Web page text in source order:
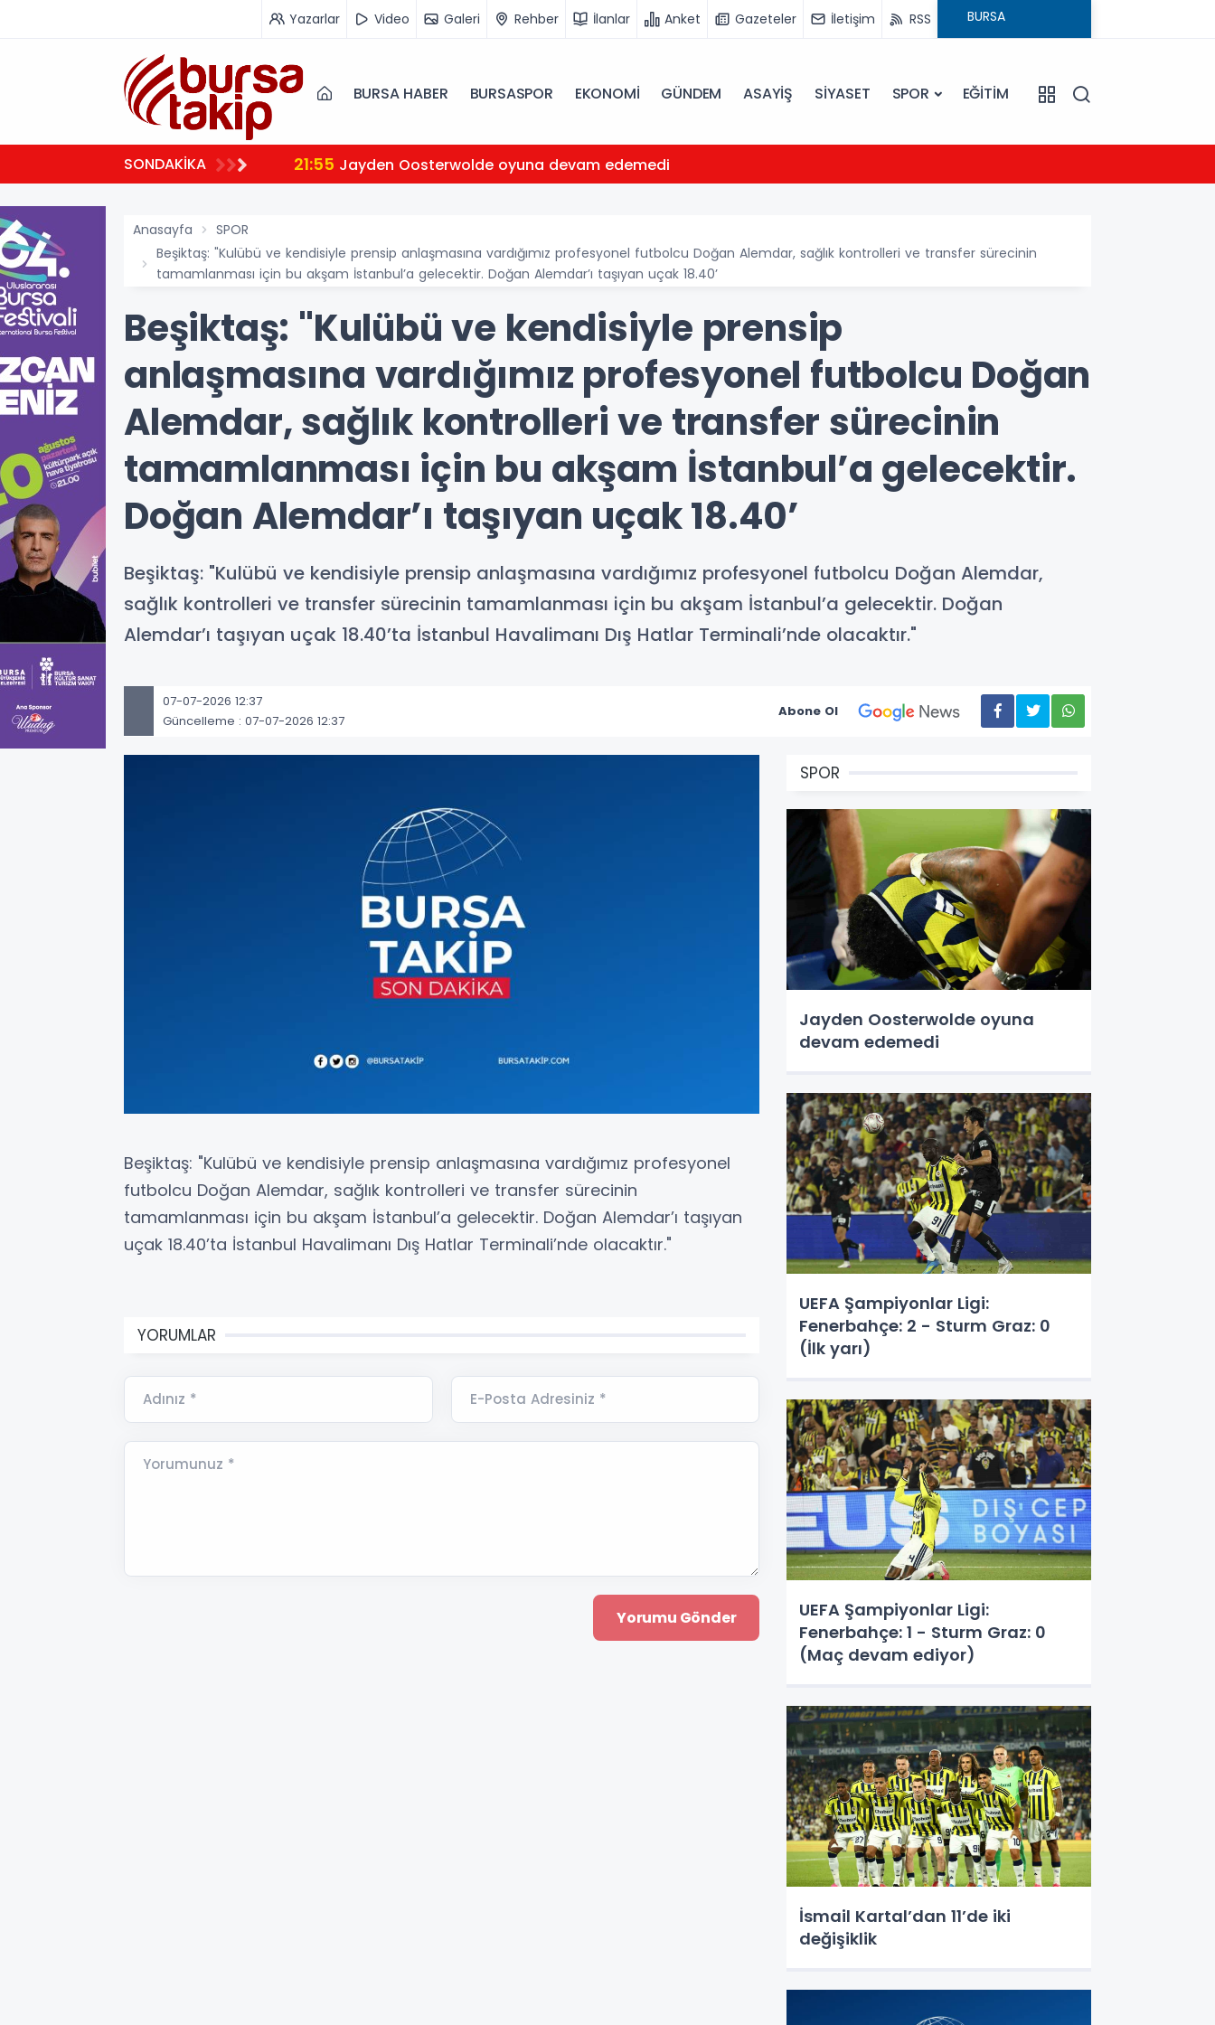
Yazarlar Video Galeri Rehber İlanlar Anket Gazeteler İletişim RSS
BURSA HABER BURSASPOR EKONOMİ GÜNDEM ASAYİŞ SİYASET SPOR EĞİTİM
SONDAKİKA 21:55 Jayden Oosterwolde oyuna devam edemedi
Anasayfa
SPOR
Beşiktaş: "Kulübü ve kendisiyle prensip anlaşmasına vardığımız profesyonel futbolcu Doğan Alemdar, sağlık kontrolleri ve transfer sürecinin
tamamlanması için bu akşam İstanbul’a gelecektir. Doğan Alemdar’ı taşıyan uçak 18.40’
Beşiktaş: "Kulübü ve kendisiyle prensip
anlaşmasına vardığımız profesyonel futbolcu Doğan
Alemdar, sağlık kontrolleri ve transfer sürecinin
tamamlanması için bu akşam İstanbul’a gelecektir.
Doğan Alemdar’ı taşıyan uçak 18.40’
Beşiktaş: "Kulübü ve kendisiyle prensip anlaşmasına vardığımız profesyonel futbolcu Doğan Alemdar,
sağlık kontrolleri ve transfer sürecinin tamamlanması için bu akşam İstanbul’a gelecektir. Doğan
Alemdar’ı taşıyan uçak 18.40’ta İstanbul Havalimanı Dış Hatlar Terminali’nde olacaktır."
07-07-2026 12:37
Güncelleme : 07-07-2026 12:37
Abone Ol
Beşiktaş: "Kulübü ve kendisiyle prensip anlaşmasına vardığımız profesyonel
futbolcu Doğan Alemdar, sağlık kontrolleri ve transfer sürecinin
tamamlanması için bu akşam İstanbul’a gelecektir. Doğan Alemdar’ı taşıyan
uçak 18.40’ta İstanbul Havalimanı Dış Hatlar Terminali’nde olacaktır."
YORUMLAR
Adınız * E-Posta Adresiniz *
Yorumunuz *
SPOR
Jayden Oosterwolde oyuna
devam edemedi
UEFA Şampiyonlar Ligi:
Fenerbahçe: 2 - Sturm Graz: 0
(İlk yarı)
UEFA Şampiyonlar Ligi:
Fenerbahçe: 1 - Sturm Graz: 0
(Maç devam ediyor)
İsmail Kartal’dan 11’de iki
değişiklik